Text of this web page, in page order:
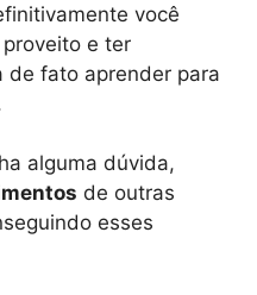
você
e ter
de fato aprender para
alguma dúvida,
de outras
esses